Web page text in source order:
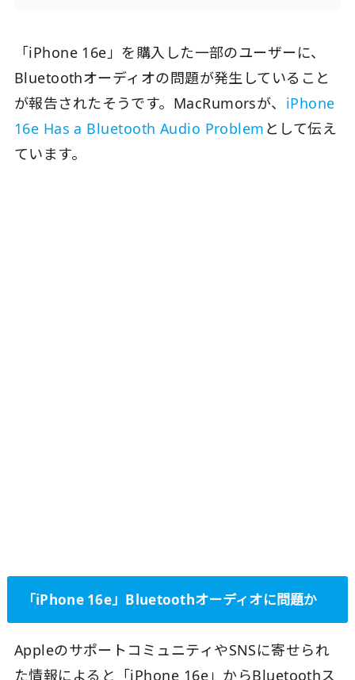
「iPhone 16e」を購入した一部のユーザーに、
Bluetoothオーディオの問題が発生していること
が報告されたそうです。MacRumorsが、 iPhone
16e Has a Bluetooth Audio Problem として伝え
ています。
「iPhone 16e」Bluetoothオーディオに問題か
AppleのサポートコミュニティやSNSに寄せられ
た情報によると「iPhone 16e」からBluetoothス